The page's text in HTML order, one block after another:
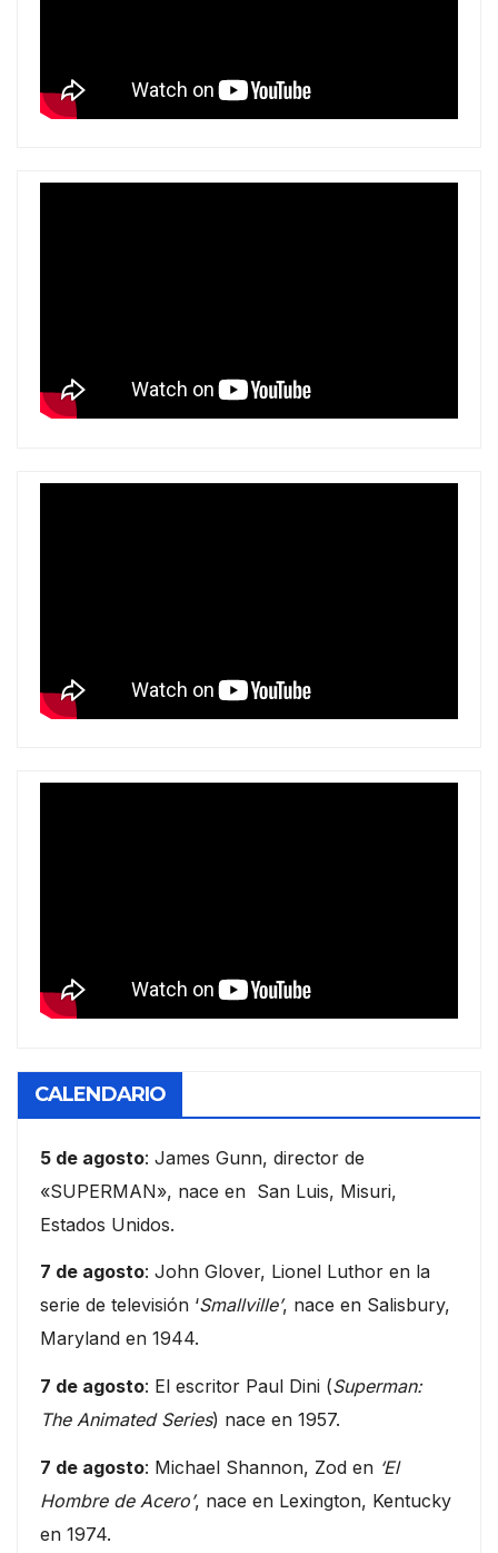
CALENDARIO
5 de agosto: James Gunn, director de
«SUPERMAN», nace en San Luis, Misuri,
Estados Unidos.
7 de agosto: John Glover, Lionel Luthor en la
serie de televisión ‘Smallville’, nace en Salisbury,
Maryland en 1944.
7 de agosto: El escritor Paul Dini (Superman:
The Animated Series) nace en 1957.
7 de agosto: Michael Shannon, Zod en ‘El
Hombre de Acero’, nace en Lexington, Kentucky
en 1974.